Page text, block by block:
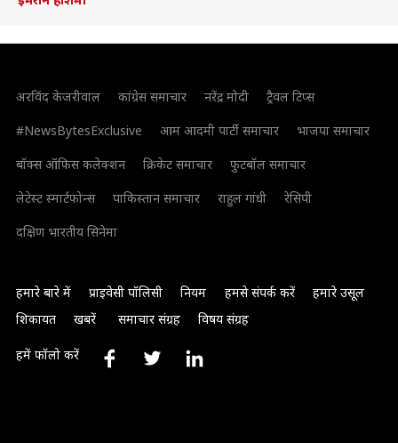
अरविंद केजरीवाल कांग्रेस समाचार नरेंद्र मोदी
ट्रैवल टिप्स
#NewsBytesExclusive
आम आदमी पार्टी समाचार
भाजपा समाचार
बॉक्स ऑफिस कलेक्शन
क्रिकेट समाचार
फुटबॉल समाचार
लेटेस्ट स्मार्टफोन्स
पाकिस्तान समाचार राहुल गांधी
रेसिपी
दक्षिण भारतीय सिनेमा
हमारे बारे में प्राइवेसी पॉलिसी नियम हमसे संपर्क करें
हमारे उसूल
शिकायत
खबरें समाचार संग्रह विषय संग्रह
हमें फॉलो करें